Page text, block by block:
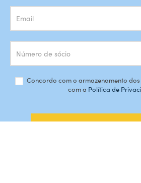
Concordo com o armazenamento
com a Política de
SUBSCREVER